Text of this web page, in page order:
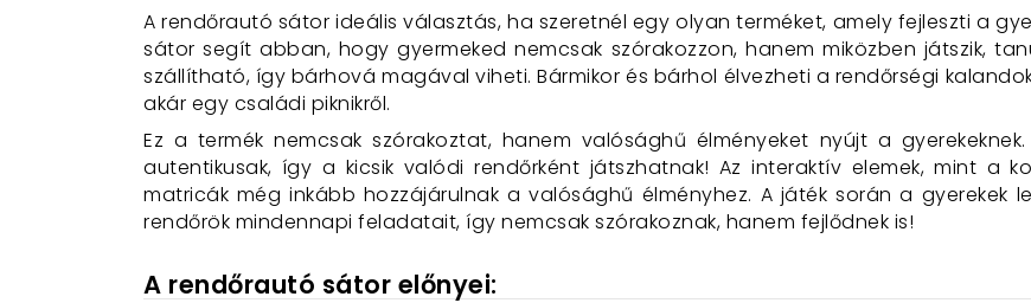
A rendőrautó sátor ideális választás, ha szeretnél egy olyan terméket, amely fejleszti a
sátor segít abban, hogy gyermeked nemcsak szórakozzon, hanem miközben játszik,
szállítható, így bárhová magával viheti. Bármikor és bárhol élvezheti a rendőrségi
akár egy családi piknikről.
Ez a termék nemcsak szórakoztat, hanem valósághű élményeket nyújt a
autentikusak, így a kicsik valódi rendőrként játszhatnak! Az interaktív elemek, mint a
matricák még inkább hozzájárulnak a valósághű élményhez. A játék során a gyerekek
rendőrök mindennapi feladatait, így nemcsak szórakoznak, hanem fejlődnek is!
A rendőrautó sátor előnyei: